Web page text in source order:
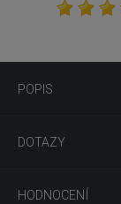
POPIS
DOTAZY
HODNOCENÍ